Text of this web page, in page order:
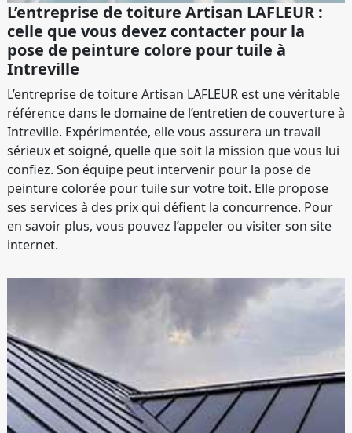
L’entreprise de toiture Artisan LAFLEUR :
celle que vous devez contacter pour la
pose de peinture colore pour tuile à
Intreville
L’entreprise de toiture Artisan LAFLEUR est une véritable
référence dans le domaine de l’entretien de couverture à
Intreville. Expérimentée, elle vous assurera un travail
sérieux et soigné, quelle que soit la mission que vous lui
confiez. Son équipe peut intervenir pour la pose de
peinture colorée pour tuile sur votre toit. Elle propose
ses services à des prix qui défient la concurrence. Pour
en savoir plus, vous pouvez l’appeler ou visiter son site
internet.